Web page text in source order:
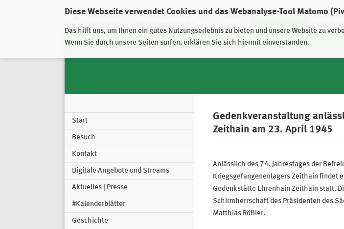
Diese Webseite verwendet Cookies und das Webanalyse-Tool Matomo
Das hilft uns, um Ihnen ein gutes Nutzungserlebnis zu bieten und unsere Website zu
Wenn Sie durch unsere Seiten surfen, erklären Sie sich hiermit einverstanden.
EHRENHAIN ZEITHAIN MÜNCHNER
Start
Besuch
Kontakt
Digitale Angebote und Streams
Aktuelles | Presse
#Kalenderblätter
Geschichte
Gedenkveranstaltung
Zeithain am 23. April 1945
Anlässlich des 74. Jahrestages der
Kriegsgefangenenlagers Zeithain findet
Gedenkstätte Ehrenhain Zeithain statt.
Schirmherrschaft des Präsidenten des
Matthias Rößler.